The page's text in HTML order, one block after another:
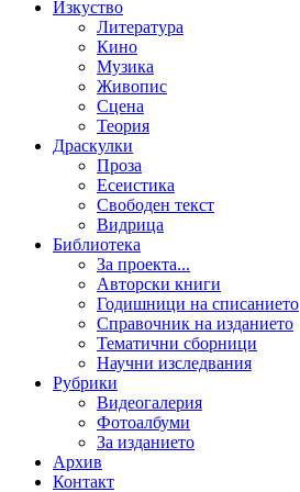
Изкуство
Литература
Кино
Музика
Живопис
Сцена
Теория
Драскулки
Проза
Есеистика
Свободен текст
Видрица
Библиотека
За проекта...
Авторски книги
Годишници на списанието
Справочник на изданието
Тематични сборници
Научни изследвания
Рубрики
Видеогалерия
Фотоалбуми
За изданието
Архив
Контакт